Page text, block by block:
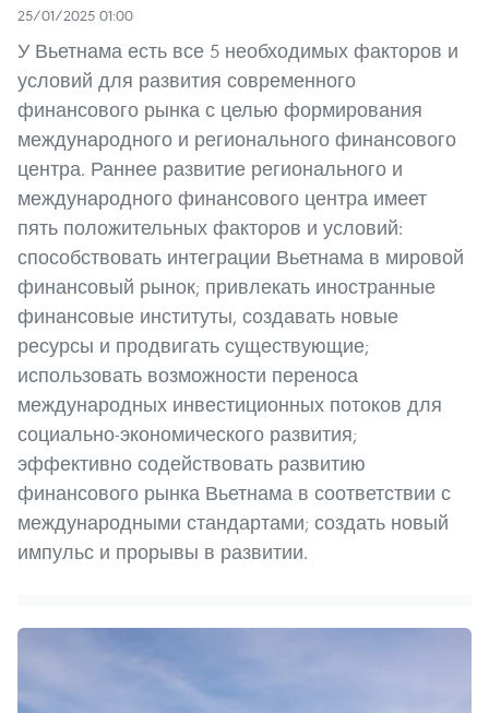
25/01/2025 01:00
У Вьетнама есть все 5 необходимых факторов и
условий для развития современного
финансового рынка с целью формирования
международного и регионального финансового
центра. Раннее развитие регионального и
международного финансового центра имеет
пять положительных факторов и условий:
способствовать интеграции Вьетнама в мировой
финансовый рынок; привлекать иностранные
финансовые институты, создавать новые
ресурсы и продвигать существующие;
использовать возможности переноса
международных инвестиционных потоков для
социально-экономического развития;
эффективно содействовать развитию
финансового рынка Вьетнама в соответствии с
международными стандартами; создать новый
импульс и прорывы в развитии.